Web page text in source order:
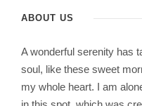
ABOUT US
A wonderful serenity has
soul, like these sweet
my whole heart. I am